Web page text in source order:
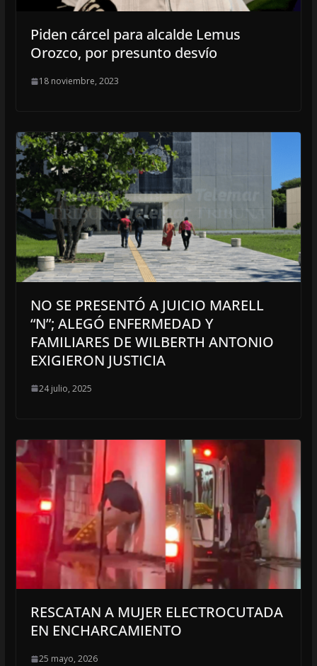
Piden cárcel para alcalde Lemus
Orozco, por presunto desvío
18 noviembre, 2023
NO SE PRESENTÓ A JUICIO MARELL
“N”; ALEGÓ ENFERMEDAD Y
FAMILIARES DE WILBERTH ANTONIO
EXIGIERON JUSTICIA
24 julio, 2025
RESCATAN A MUJER ELECTROCUTADA
EN ENCHARCAMIENTO
25 mayo, 2026